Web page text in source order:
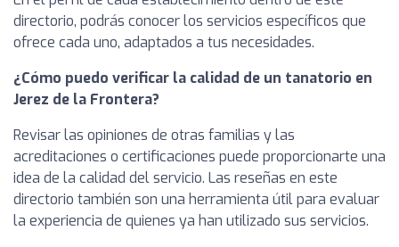
directorio, podrás conocer los servicios específicos que
ofrece cada uno, adaptados a tus necesidades.
¿Cómo puedo verificar la calidad de un tanatorio en
Jerez de la Frontera?
Revisar las opiniones de otras familias y las
acreditaciones o certificaciones puede proporcionarte una
idea de la calidad del servicio. Las reseñas en este
directorio también son una herramienta útil para evaluar
la experiencia de quienes ya han utilizado sus servicios.